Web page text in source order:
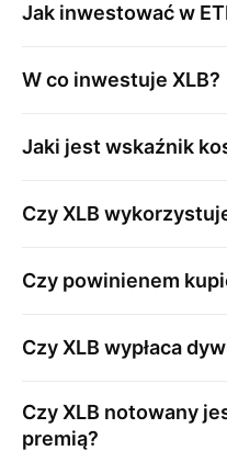
Jak inwestować w
W co inwestuje XLB?
Jaki jest wskaźnik
CzyXLB
Czy powinienem
CzyXLB wypłaca
CzyXLB notowany
premią?